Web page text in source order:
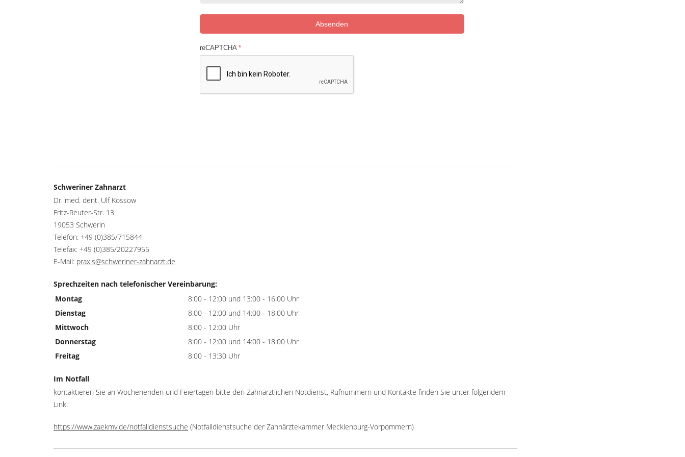
Absenden
reCAPTCHA *
Schweriner Zahnarzt
Dr. med. dent. Ulf Kossow
Fritz-Reuter-Str. 13
19053 Schwerin
Telefon: +49 (0)385/715844
Telefax: +49 (0)385/20227955
E-Mail: praxis@schweriner-zahnarzt.de
Sprechzeiten nach telefonischer Vereinbarung:
Montag
8:00 - 12:00 und 13:00 - 16:00 Uhr
Dienstag
8:00 - 12:00 und 14:00 - 18:00 Uhr
Mittwoch
8:00 - 12:00 Uhr
Donnerstag
8:00 - 12:00 und 14:00 - 18:00 Uhr
Freitag
8:00 - 13:30 Uhr
Im Notfall
kontaktieren Sie an Wochenenden und Feiertagen bitte den Zahnärztlichen Notdienst, Rufnummern und Kontakte finden Sie unter folgendem
Link:
https://www.zaekmv.de/notfalldienstsuche (Notfalldienstsuche der Zahnärztekammer Mecklenburg-Vorpommern)